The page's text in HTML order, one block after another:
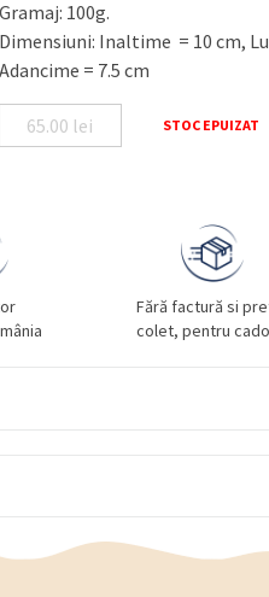
Gramaj: 100g.
Dimensiuni: Inaltime = 10 cm,
Adancime = 7.5 cm
65.00 lei STOC EPUIZAT
Fără factură si
colet, pentru